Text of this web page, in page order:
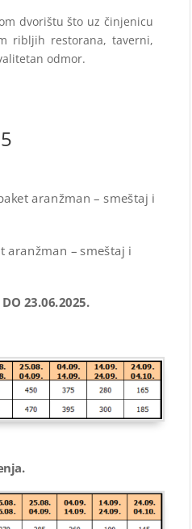
dvorištu što uz činjenicu
ribljih restorana, taverni,
odmor.
aranžman – smeštaj i
aranžman – smeštaj i
DO 23.06.2025.